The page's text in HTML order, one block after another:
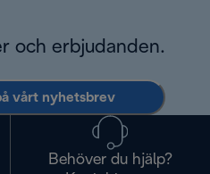
och erbjudanden.
vårt nyhetsbrev
Behöver du hjälp?